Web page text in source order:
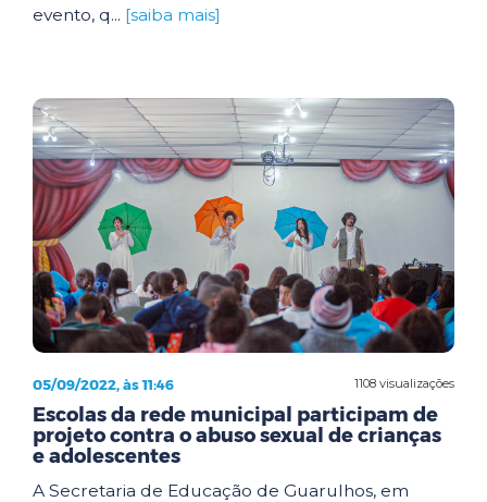
evento, q... [saiba mais]
1108 visualizações
05/09/2022, às 11:46
Escolas da rede municipal participam de
projeto contra o abuso sexual de crianças
e adolescentes
A Secretaria de Educação de Guarulhos, em